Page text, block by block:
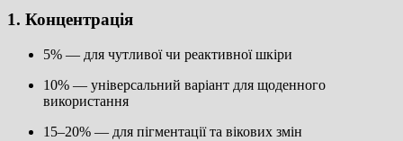
1. Концентрація
5% — для чутливої чи реактивної шкіри
10% — універсальний варіант для щоденного
використання
15–20% — для пігментації та вікових змін